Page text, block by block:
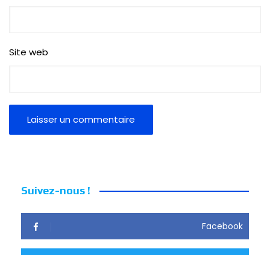
Site web
Suivez-nous !
Facebook